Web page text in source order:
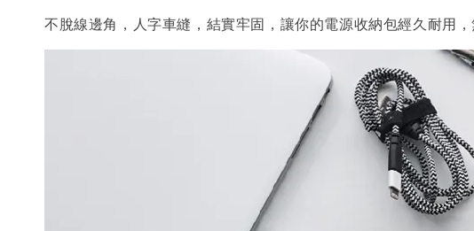
不脫線邊角，人字車縫，結實牢固，讓你的電源收納包經久耐用，